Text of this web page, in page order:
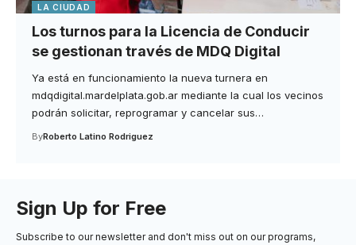
LA CIUDAD
Los turnos para la Licencia de Conducir
se gestionan través de MDQ Digital
Ya está en funcionamiento la nueva turnera en
mdqdigital.mardelplata.gob.ar mediante la cual los vecinos
podrán solicitar, reprogramar y cancelar sus…
ByRoberto Latino Rodriguez
Sign Up for Free
Subscribe to our newsletter and don't miss out on our programs,